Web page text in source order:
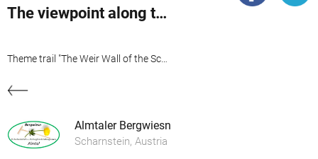
The viewpoint along the dam wall of the Scharnstein Ruins
Almtaler Bergwiesn
Scharnstein, Austria